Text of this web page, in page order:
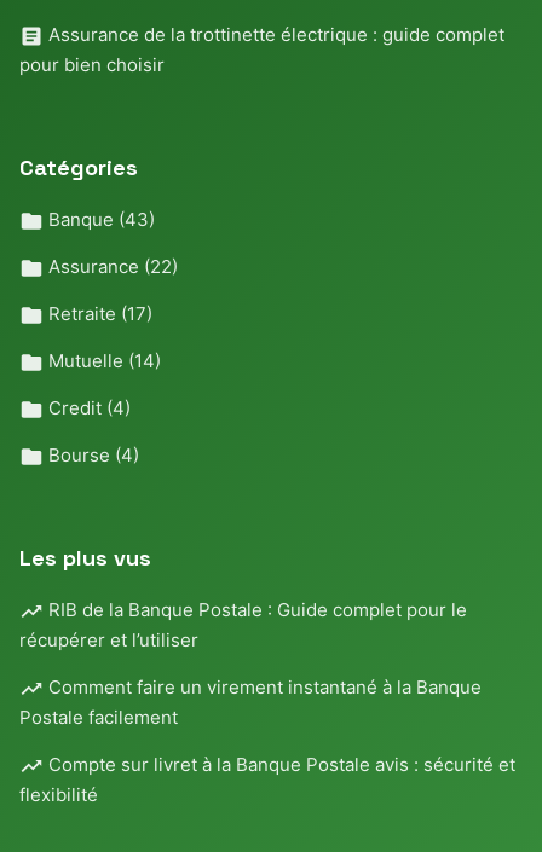
Assurance de la trottinette électrique : guide complet
pour bien choisir
Catégories
Banque (43)
Assurance (22)
Retraite (17)
Mutuelle (14)
Credit (4)
Bourse (4)
Les plus vus
RIB de la Banque Postale : Guide complet pour le
récupérer et l’utiliser
Comment faire un virement instantané à la Banque
Postale facilement
Compte sur livret à la Banque Postale avis : sécurité et
flexibilité